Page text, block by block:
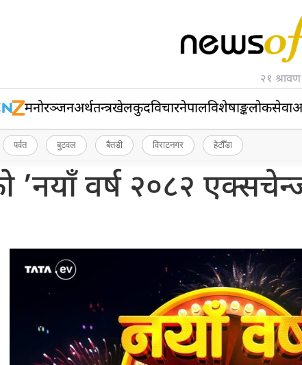
२१
मनोरञ्जनअर्थतन्त्रखेलकुदविचारनेपालविशेषाङ्कलोकसेवा
पर्वत बुटवल बैतडी विराटनगर हेटौँडा
’नयाँ वर्ष २०८२